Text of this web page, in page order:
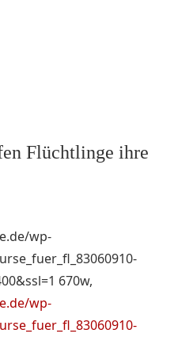
Flüchtlinge ihre
wp-
670w,
wp-